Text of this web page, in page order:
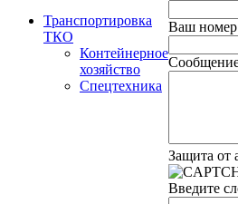
Транспортировка
ТКО
Контейнерное
хозяйство
Спецтехника
Ваш номер
Защита от
Введите